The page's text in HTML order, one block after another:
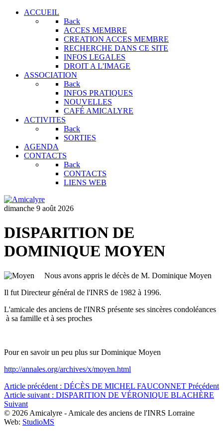
ACCUEIL
Back
ACCES MEMBRE
CREATION ACCES MEMBRE
RECHERCHE DANS CE SITE
INFOS LEGALES
DROIT A L'IMAGE
ASSOCIATION
Back
INFOS PRATIQUES
NOUVELLES
CAFÉ AMICALYRE
ACTIVITES
Back
SORTIES
AGENDA
CONTACTS
Back
CONTACTS
LIENS WEB
dimanche 9 août 2026
DISPARITION DE
DOMINIQUE MOYEN
Nous avons appris le décès de M. Dominique Moyen
Il fut Directeur général de l'INRS de 1982 à 1996.
L'amicale des anciens de l'INRS présente ses sincères condoléances
à sa famille et à ses proches
Pour en savoir un peu plus sur Dominique Moyen
http://annales.org/archives/x/moyen.html
Article précédent : DÉCÈS DE MICHEL FAUCONNET Précédent
Article suivant : DISPARITION DE VÉRONIQUE BLACHÈRE
Suivant
© 2026 Amicalyre - Amicale des anciens de l'INRS Lorraine
Web: StudioMS